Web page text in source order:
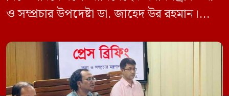
ও সম্প্রচার উপদেষ্টা ডা. জাহেদ উর রহমান।
সম্মেলন কক্ষে এক প্রেস ব্রিফিংয়ে সাংবাদিকদের
এক প্রশ্নের জবাবে তিনি এ কথা বলেন।